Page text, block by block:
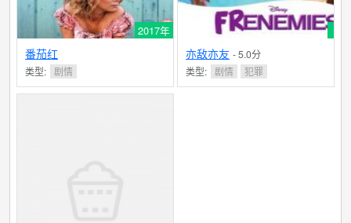
2017年
番茄红
类型: 剧情
亦敌亦友 - 5.0分
类型: 剧情 犯罪